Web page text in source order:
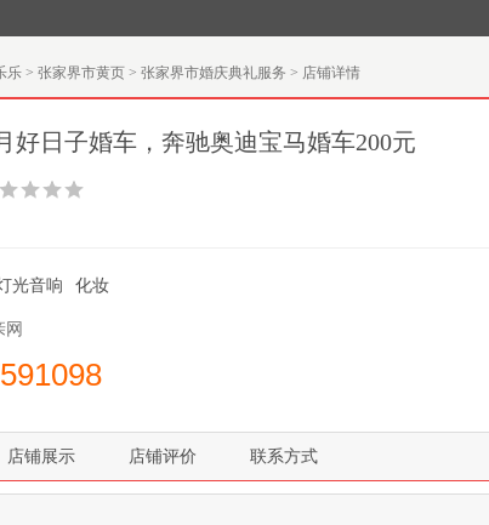
乐 > 张家界市黄页 > 张家界市婚庆典礼服务 > 店铺详情
好日子婚车，奔驰奥迪宝马婚车200元
光音响 化妆
网
店铺展示 店铺评价 联系方式